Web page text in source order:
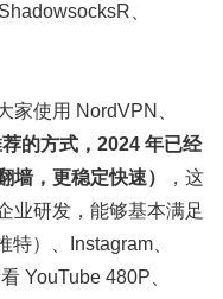
、
家使用 NordVPN、
的方式，2024 年已经
墙，更稳定快速）
，这
业研发，能够基本满足
）、Instagram、
YouTube 480P、